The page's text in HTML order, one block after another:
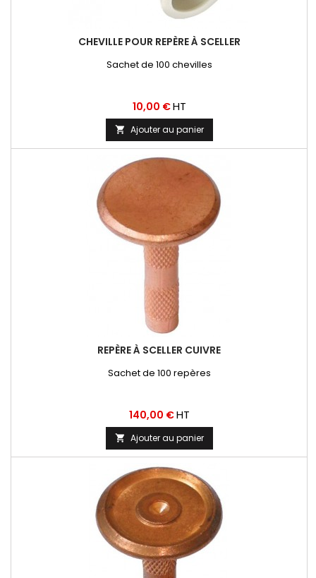
CHEVILLE POUR REPÈRE À SCELLER
Sachet de 100 chevilles
Prix
10,00 €HT
 Ajouter au panier
REPÈRE À SCELLER CUIVRE
Sachet de 100 repères
Prix
140,00 €HT
 Ajouter au panier